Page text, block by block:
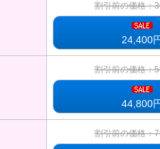
割引前の価格：
24,400
割引前の価格：
44,800
割引前の価格：